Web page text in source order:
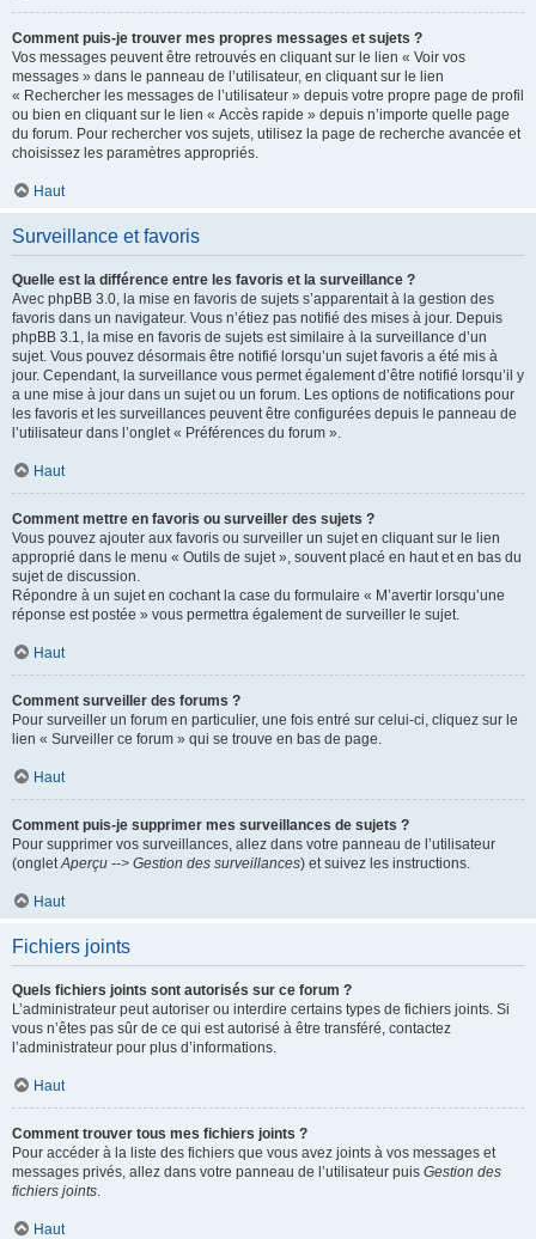
Comment puis-je trouver mes propres messages et sujets ?
Vos messages peuvent être retrouvés en cliquant sur le lien « Voir vos
messages » dans le panneau de l’utilisateur, en cliquant sur le lien
« Rechercher les messages de l’utilisateur » depuis votre propre page de profil
ou bien en cliquant sur le lien « Accès rapide » depuis n’importe quelle page
du forum. Pour rechercher vos sujets, utilisez la page de recherche avancée et
choisissez les paramètres appropriés.
Haut
Surveillance et favoris
Quelle est la différence entre les favoris et la surveillance ?
Avec phpBB 3.0, la mise en favoris de sujets s’apparentait à la gestion des
favoris dans un navigateur. Vous n’étiez pas notifié des mises à jour. Depuis
phpBB 3.1, la mise en favoris de sujets est similaire à la surveillance d’un
sujet. Vous pouvez désormais être notifié lorsqu’un sujet favoris a été mis à
jour. Cependant, la surveillance vous permet également d’être notifié lorsqu’il y
a une mise à jour dans un sujet ou un forum. Les options de notifications pour
les favoris et les surveillances peuvent être configurées depuis le panneau de
l’utilisateur dans l’onglet « Préférences du forum ».
Haut
Comment mettre en favoris ou surveiller des sujets ?
Vous pouvez ajouter aux favoris ou surveiller un sujet en cliquant sur le lien
approprié dans le menu « Outils de sujet », souvent placé en haut et en bas du
sujet de discussion.
Répondre à un sujet en cochant la case du formulaire « M’avertir lorsqu’une
réponse est postée » vous permettra également de surveiller le sujet.
Haut
Comment surveiller des forums ?
Pour surveiller un forum en particulier, une fois entré sur celui-ci, cliquez sur le
lien « Surveiller ce forum » qui se trouve en bas de page.
Haut
Comment puis-je supprimer mes surveillances de sujets ?
Pour supprimer vos surveillances, allez dans votre panneau de l’utilisateur
(ongletAperçu --> Gestion des surveillances) et suivez les instructions.
Haut
Fichiers joints
Quels fichiers joints sont autorisés sur ce forum ?
L’administrateur peut autoriser ou interdire certains types de fichiers joints. Si
vous n’êtes pas sûr de ce qui est autorisé à être transféré, contactez
l’administrateur pour plus d’informations.
Haut
Comment trouver tous mes fichiers joints ?
Pour accéder à la liste des fichiers que vous avez joints à vos messages et
messages privés, allez dans votre panneau de l’utilisateur puis Gestion des
fichiers joints.
Haut